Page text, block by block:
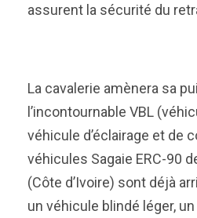
assurent la sécurité du
La cavalerie amènera sa
l’incontournable VBL
véhicule d’éclairage et de
véhicules Sagaie ERC-90
(Côte d’Ivoire) sont déjà
un véhicule blindé léger,